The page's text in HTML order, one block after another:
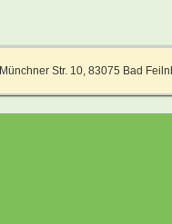
Münchner Str. 10, 83075 Bad